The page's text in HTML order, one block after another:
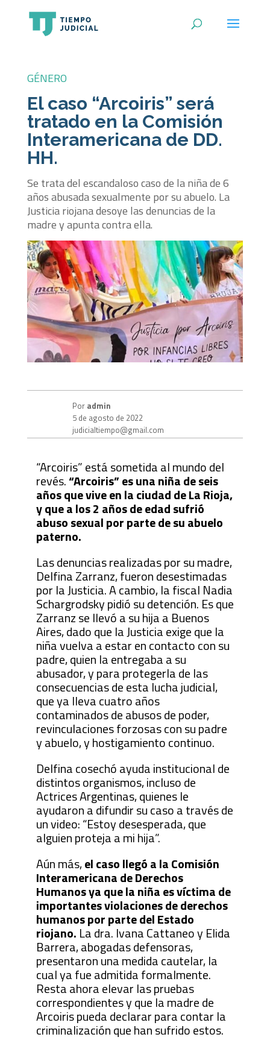
GÉNERO
El caso “Arcoiris” será
tratado en la Comisión
Interamericana de DD.
HH.
Se trata del escandaloso caso de la niña de 6
años abusada sexualmente por su abuelo. La
Justicia riojana desoye las denuncias de la
madre y apunta contra ella.
Poradmin
5 de agosto de 2022
judicialtiempo@gmail.com
“Arcoiris” está sometida al mundo del
revés.“Arcoiris” es una niña de seis
años que vive en la ciudad de La Rioja,
y que a los 2 años de edad sufrió
abuso sexual por parte de su abuelo
paterno.
Las denuncias realizadas por su madre,
Delfina Zarranz, fueron desestimadas
por la Justicia. A cambio, la fiscal Nadia
Schargrodsky pidió su detención. Es que
Zarranz se llevó a su hija a Buenos
Aires, dado que la Justicia exige que la
niña vuelva a estar en contacto con su
padre, quien la entregaba a su
abusador, y para protegerla de las
consecuencias de esta lucha judicial,
que ya lleva cuatro años
contaminados de abusos de poder,
revinculaciones forzosas con su padre
y abuelo, y hostigamiento continuo.
Delfina cosechó ayuda institucional de
distintos organismos, incluso de
Actrices Argentinas, quienes le
ayudaron a difundir su caso a través de
un video: “Estoy desesperada, que
alguien proteja a mi hija”.
Aún más,el caso llegó a la Comisión
Interamericana de Derechos
Humanos ya que la niña es víctima de
importantes violaciones de derechos
humanos por parte del Estado
riojano. La dra. Ivana Cattaneo y Elida
Barrera, abogadas defensoras,
presentaron una medida cautelar, la
cual ya fue admitida formalmente.
Resta ahora elevar las pruebas
correspondientes y que la madre de
Arcoiris pueda declarar para contar la
criminalización que han sufrido estos.